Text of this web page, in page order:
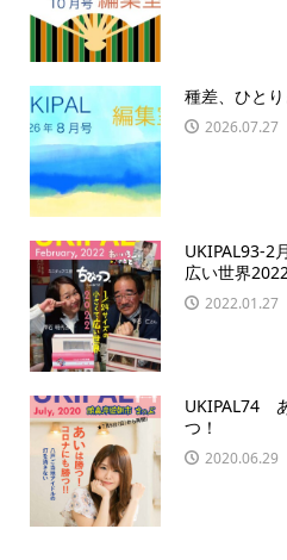
種差、ひとり
2026.07.27
UKIPAL93-
広い世界
2022.01.27
UKIPAL74
つ！
2020.06.29